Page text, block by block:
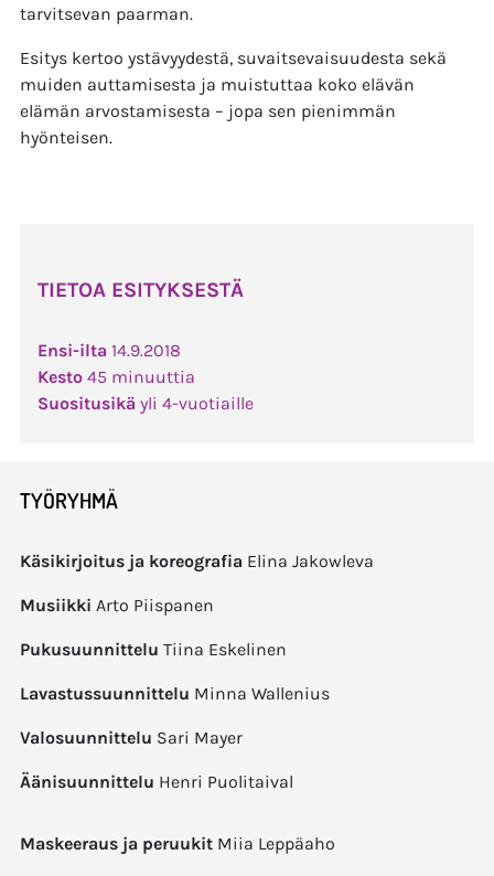
tarvitsevan paarman.
Esitys kertoo ystävyydestä, suvaitsevaisuudesta sekä
muiden auttamisesta ja muistuttaa koko elävän
elämän arvostamisesta – jopa sen pienimmän
hyönteisen.
TIETOA ESITYKSESTÄ
Ensi-ilta 14.9.2018
Kesto45 minuuttia
Suositusikä yli 4-vuotiaille
TYÖRYHMÄ
Käsikirjoitus ja koreografia Elina Jakowleva
Musiikki Arto Piispanen
Pukusuunnittelu Tiina Eskelinen
Lavastussuunnittelu Minna Wallenius
Valosuunnittelu Sari Mayer
Äänisuunnittelu Henri Puolitaival
Maskeeraus ja peruukitMiia Leppäaho